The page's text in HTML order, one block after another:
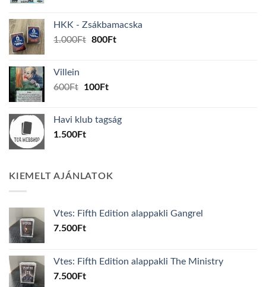
160Ft.150Ft.
HKK - Zsákbamacska
1.000Ft Original
800FtCurrent
Villein
600Ft
Original
600Ft.
100FtCurrent
100Ft.
Havi klub tagság
1.500Ft
KIEMELT AJÁNLATOK
Vtes: Fifth Edition alappakli Gangrel
7.500Ft
Vtes: Fifth Edition alappakli The Ministry
7.500Ft